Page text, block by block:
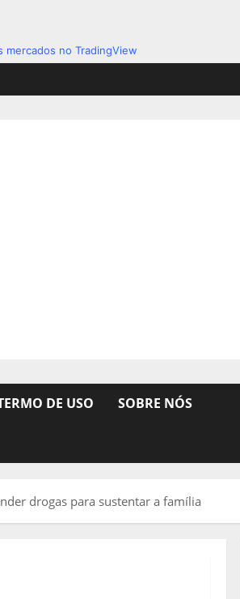
no TradingView
DE USO SOBRE NÓS
drogas para sustentar a família